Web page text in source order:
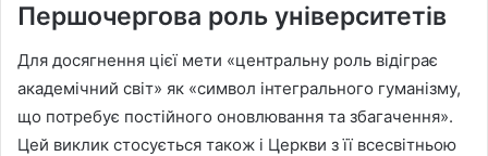
Першочергова роль університетів
Для досягнення цієї мети «центральну роль відіграє
академічний світ» як «символ інтегрального гуманізму,
що потребує постійного оновлювання та збагачення».
Цей виклик стосується також і Церкви з її всесвітньою